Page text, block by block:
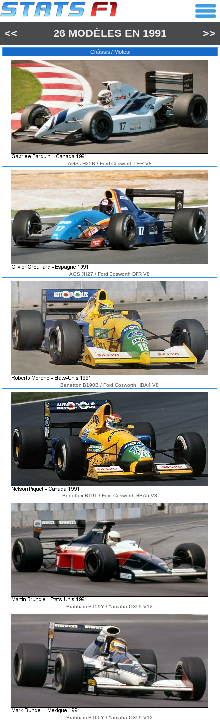
<< 26 MODÈLES EN 1991 >>
Châssis / Moteur
AGS JH25B / Ford Cosworth DFR V8
AGS JH27 / Ford Cosworth DFR V8
Benetton B190B / Ford Cosworth HBA4 V8
Benetton B191 / Ford Cosworth HBA5 V8
Brabham BT59Y / Yamaha OX99 V12
Brabham BT60Y / Yamaha OX99 V12